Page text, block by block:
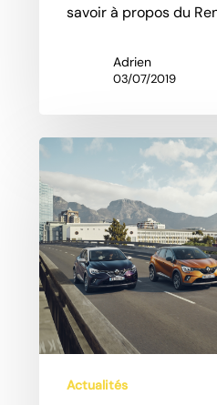
savoir à propos du
Adrien
03/07/2019
Nouveau
Renault
Captur
2019
:
mature
le
Captur
!
Actualités